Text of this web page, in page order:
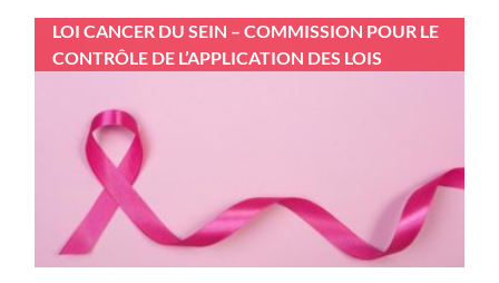
LOI CANCER DU SEIN – COMMISSION POUR LE
CONTRÔLE DE L’APPLICATION DES LOIS